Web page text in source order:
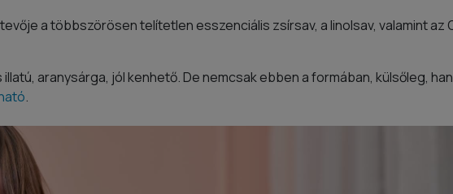
a többszörösen telítetlen esszenciális zsírsav, a linolsav, valamint az
aranysárga, jól kenhető. De nemcsak ebben a formában, külsőleg,
.